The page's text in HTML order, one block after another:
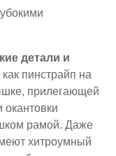
детали и
пинстрайп на
прилегающей
окантовки
рамой. Даже
хитроумный